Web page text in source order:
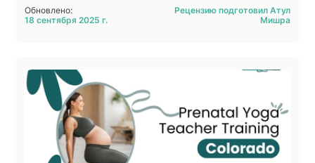
Обновлено:
18 сентября 2025 г.
Рецензию подготовил Атул
Мишра